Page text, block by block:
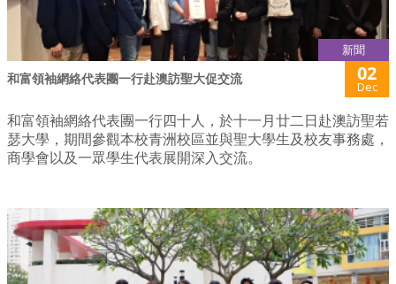
新聞
和富領袖網絡代表團一行赴澳訪聖大促交流 02
Dec
和富領袖網絡代表團一行四十人，於十一月廿二日赴澳訪聖若
瑟大學，期間參觀本校青洲校區並與聖大學生及校友事務處，
商學會以及一眾學生代表展開深入交流。